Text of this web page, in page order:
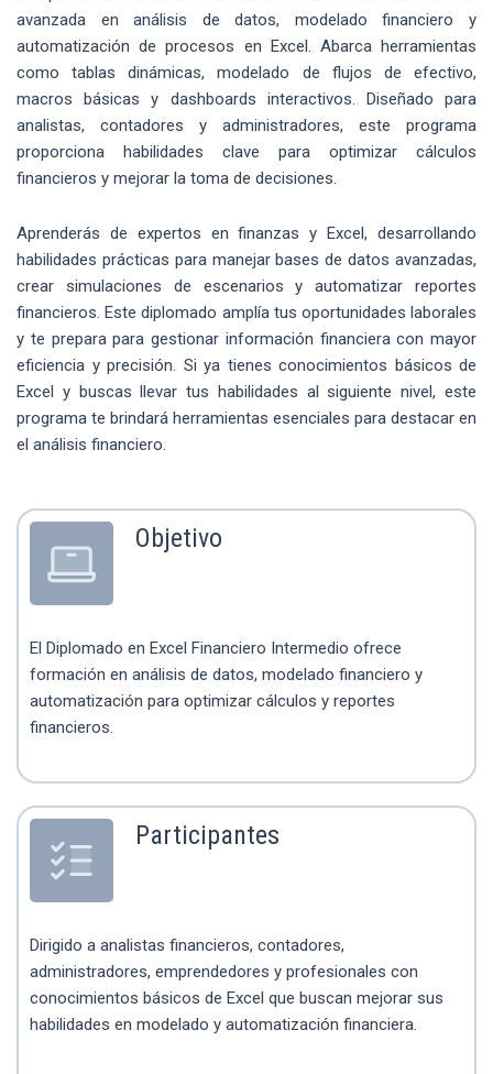
avanzada en análisis de datos, modelado financiero y
automatización de procesos en Excel. Abarca herramientas
como tablas dinámicas, modelado de flujos de efectivo,
macros básicas y dashboards interactivos. Diseñado para
analistas, contadores y administradores, este programa
proporciona habilidades clave para optimizar cálculos
financieros y mejorar la toma de decisiones.
Aprenderás de expertos en finanzas y Excel, desarrollando
habilidades prácticas para manejar bases de datos avanzadas,
crear simulaciones de escenarios y automatizar reportes
financieros. Este diplomado amplía tus oportunidades laborales
y te prepara para gestionar información financiera con mayor
eficiencia y precisión. Si ya tienes conocimientos básicos de
Excel y buscas llevar tus habilidades al siguiente nivel, este
programa te brindará herramientas esenciales para destacar en
el análisis financiero.
Objetivo
El Diplomado en Excel Financiero Intermedio ofrece
formación en análisis de datos, modelado financiero y
automatización para optimizar cálculos y reportes
financieros.
Participantes
Dirigido a analistas financieros, contadores,
administradores, emprendedores y profesionales con
conocimientos básicos de Excel que buscan mejorar sus
habilidades en modelado y automatización financiera.